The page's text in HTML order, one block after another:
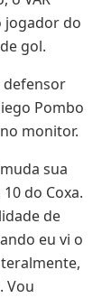
jogador do
gol.
defensor
Pombo
monitor.
sua
do Coxa.
de
eu vi o
Vou